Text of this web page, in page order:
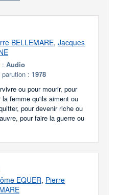
BELLEMARE, Jacques
: Audio
parution : 1978
ou pour mourir, pour
la femme qu'ils aiment ou
pour devenir riche ou
pour faire la guerre ou
EQUER, Pierre